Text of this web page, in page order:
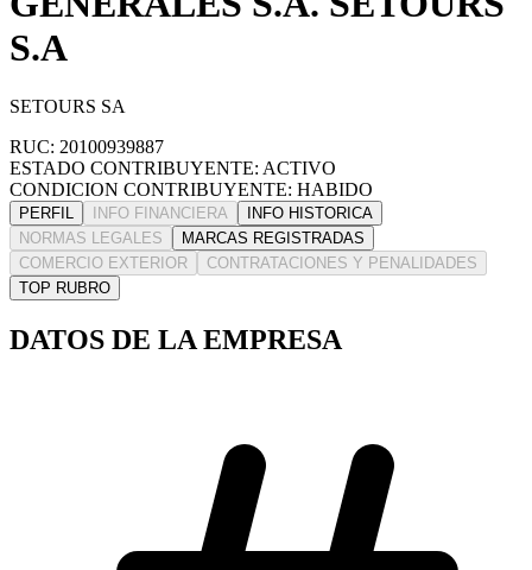
S.A
SETOURS SA
RUC: 20100939887
ESTADO CONTRIBUYENTE: ACTIVO
CONDICION CONTRIBUYENTE: HABIDO
PERFIL INFO FINANCIERA
INFO HISTORICA
NORMAS LEGALES
MARCAS REGISTRADAS
COMERCIO EXTERIOR
CONTRATACIONES Y PENALIDADES
TOP RUBRO
DATOS DE LA EMPRESA